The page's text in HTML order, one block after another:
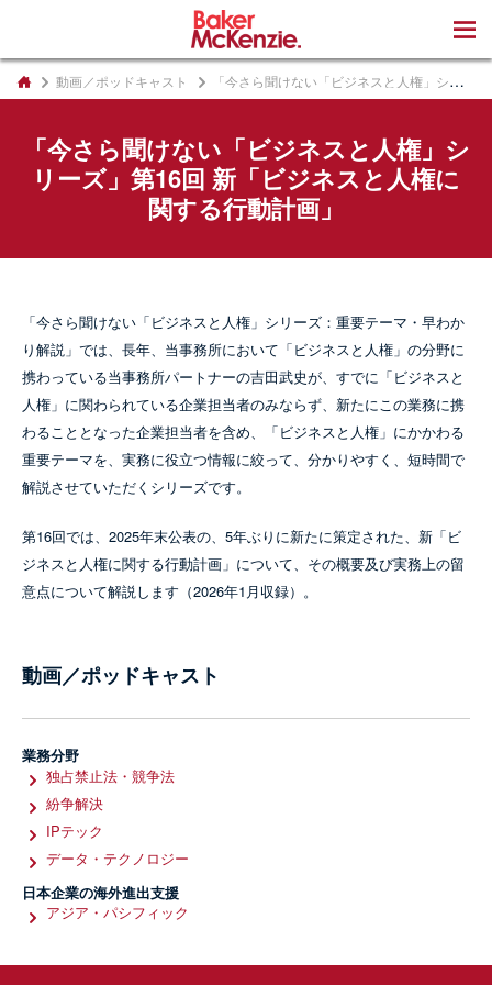
動画／ポッドキャスト 「今さら聞けない「ビジネスと人権」シリーズ」第16回 新「ビジネスと人権に関する行動計画」
「今さら聞けない「ビジネスと人権」シ
リーズ」第16回 新「ビジネスと人権に
関する行動計画」
「今さら聞けない「ビジネスと人権」シリーズ：重要テーマ・早わか
り解説」では、長年、当事務所において「ビジネスと人権」の分野に
携わっている当事務所パートナーの吉田武史が、すでに「ビジネスと
人権」に関わられている企業担当者のみならず、新たにこの業務に携
わることとなった企業担当者を含め、「ビジネスと人権」にかかわる
重要テーマを、実務に役立つ情報に絞って、分かりやすく、短時間で
解説させていただくシリーズです。
第16回では、2025年末公表の、5年ぶりに新たに策定された、新「ビ
ジネスと人権に関する行動計画」について、その概要及び実務上の留
意点について解説します（2026年1月収録）。
動画／ポッドキャスト
業務分野
独占禁止法・競争法
紛争解決
IPテック
データ・テクノロジー
日本企業の海外進出支援
アジア・パシフィック